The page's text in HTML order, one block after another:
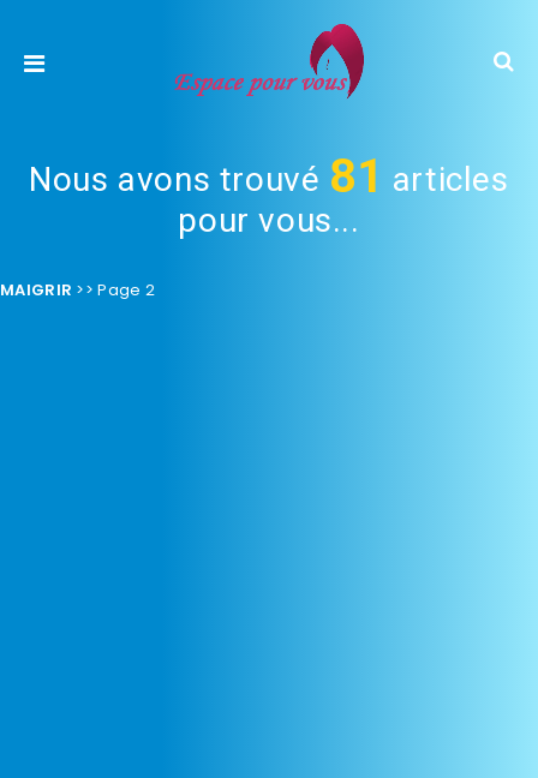
Nous avons trouvé 81 articles
pour vous...
MAIGRIR >>Page 2